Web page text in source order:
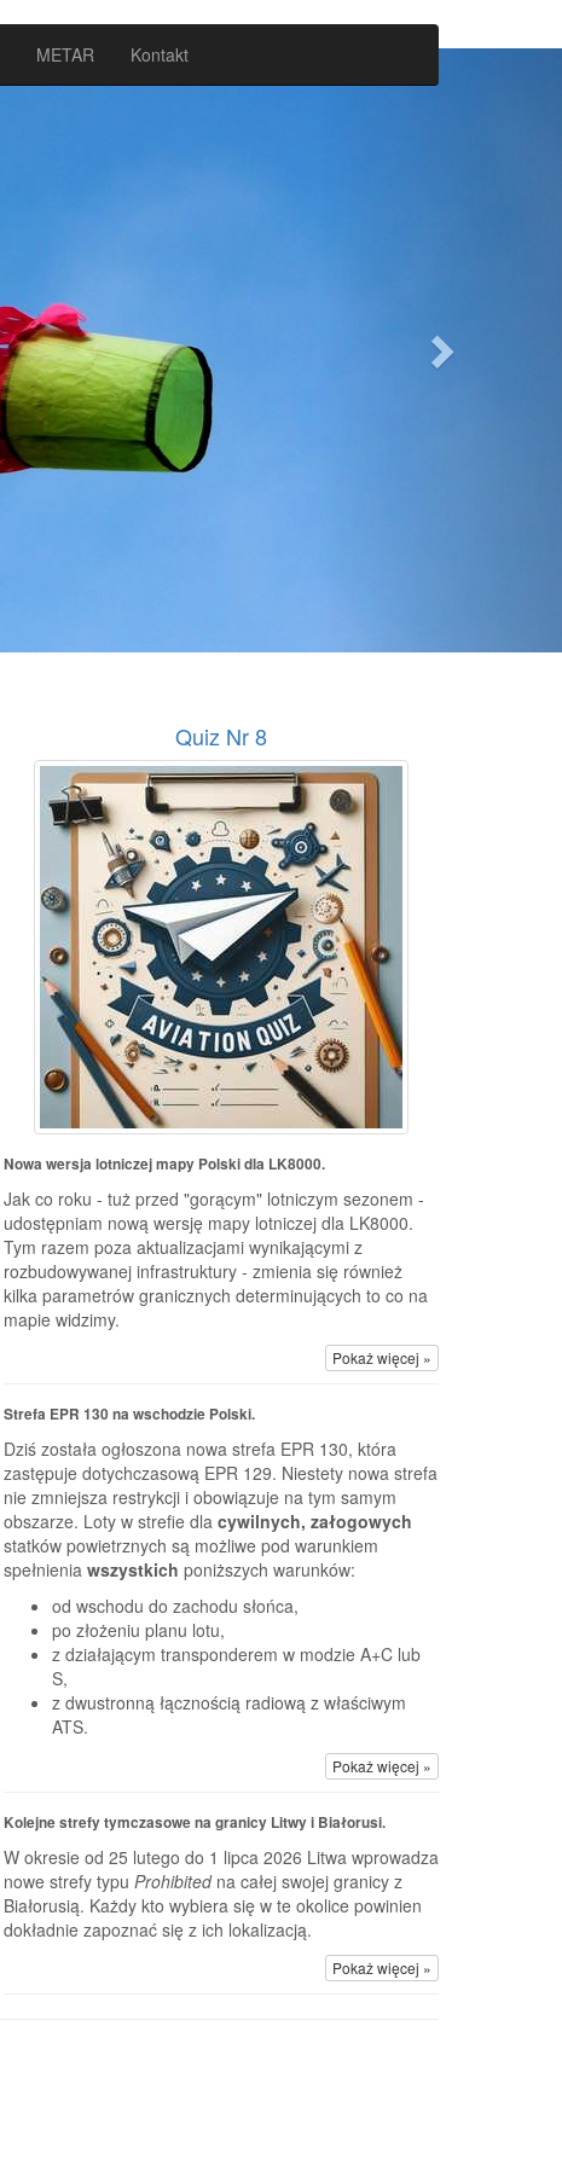
METAR Kontakt
Quiz Nr 8
Nowa wersja lotniczej mapy Polski dla LK8000.
Jak co roku - tuż przed "gorącym" lotniczym sezonem -
udostępniam nową wersję mapy lotniczej dla LK8000.
Tym razem poza aktualizacjami wynikającymi z
rozbudowywanej infrastruktury - zmienia się również
kilka parametrów granicznych determinujących to co na
mapie widzimy.
Pokaż więcej »
Strefa EPR 130 na wschodzie Polski.
Dziś została ogłoszona nowa strefa EPR 130, która
zastępuje dotychczasową EPR 129. Niestety nowa strefa
nie zmniejsza restrykcji i obowiązuje na tym samym
obszarze. Loty w strefie dla cywilnych, załogowych
statków powietrznych są możliwe pod warunkiem
spełnienia wszystkich poniższych warunków:
od wschodu do zachodu słońca,
po złożeniu planu lotu,
z działającym transponderem w modzie A+C lub
S,
z dwustronną łącznością radiową z właściwym
ATS.
Pokaż więcej »
Kolejne strefy tymczasowe na granicy Litwy i Białorusi.
W okresie od 25 lutego do 1 lipca 2026 Litwa wprowadza
nowe strefy typu Prohibitedna całej swojej granicy z
Białorusią. Każdy kto wybiera się w te okolice powinien
dokładnie zapoznać się z ich lokalizacją.
Pokaż więcej »